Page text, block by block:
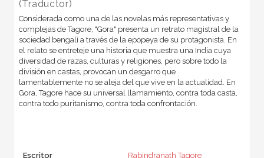
(Traductor)
Considerada como una de las novelas más representativas y
complejas de Tagore, "Gora" presenta un retrato magistral de la
sociedad bengalí a través de la epopeya de su protagonista. En
el relato se entreteje una historia que muestra una India cuya
diversidad de razas, culturas y religiones, pero sobre todo la
división en castas, provocan un desgarro que
lamentablemente no se aleja del que vive en la actualidad. En
Gora, Tagore hace su universal llamamiento, contra toda casta,
contra todo puritanismo, contra toda confrontación.
Escritor
Rabindranath Tagore